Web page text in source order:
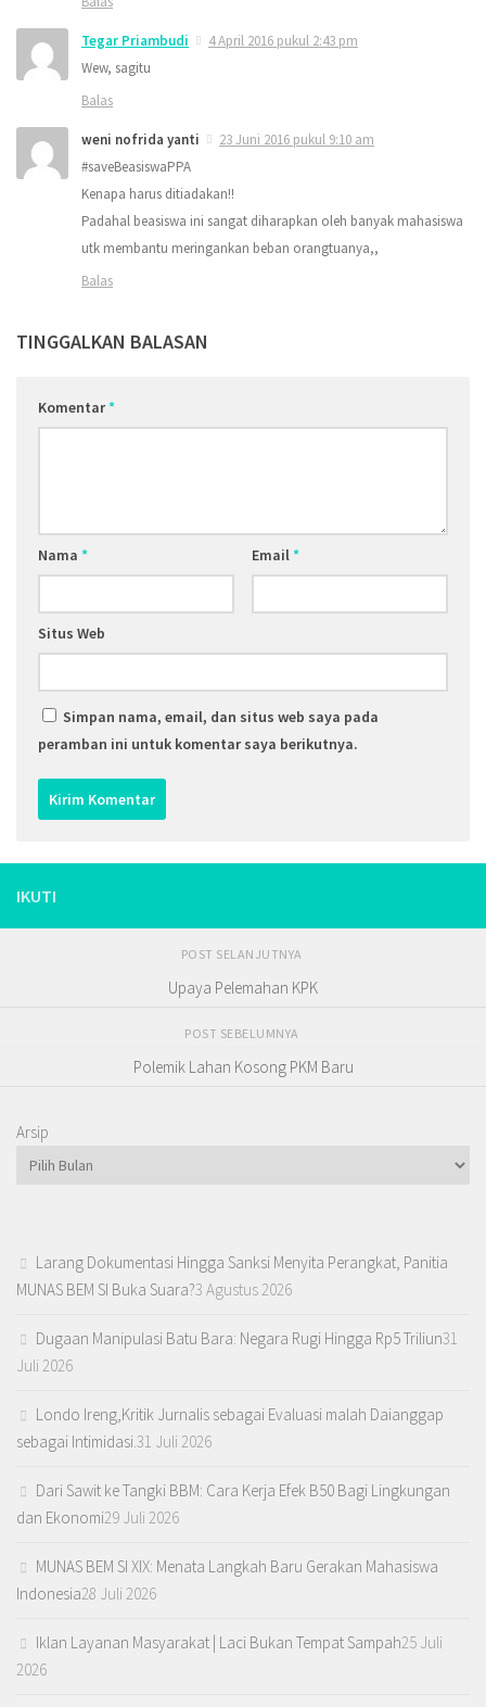
Tegar Priambudi
4 April 2016 pukul 2:43 pm
Wew, sagitu
Balas
weni nofrida yanti
23 Juni 2016 pukul 9:10 am
#saveBeasiswaPPA
Kenapa harus ditiadakan!!
Padahal beasiswa ini sangat diharapkan oleh banyak mahasiswa
utk membantu meringankan beban orangtuanya,,
Balas
TINGGALKAN BALASAN
Komentar*
Nama * Email*
Situs Web
Simpan nama, email, dan situs web saya pada
peramban ini untuk komentar saya berikutnya.
IKUTI
POST SELANJUTNYA
Upaya Pelemahan KPK
POST SEBELUMNYA
Polemik Lahan Kosong PKM Baru
Arsip
Larang Dokumentasi Hingga Sanksi Menyita Perangkat, Panitia
MUNAS BEM SI Buka Suara?3 Agustus 2026
Dugaan Manipulasi Batu Bara: Negara Rugi Hingga Rp5 Triliun31
Juli 2026
Londo Ireng,Kritik Jurnalis sebagai Evaluasi malah Daianggap
sebagai Intimidasi.31 Juli 2026
Dari Sawit ke Tangki BBM: Cara Kerja Efek B50 Bagi Lingkungan
dan Ekonomi29 Juli 2026
MUNAS BEM SI XIX: Menata Langkah Baru Gerakan Mahasiswa
Indonesia28 Juli 2026
Iklan Layanan Masyarakat | Laci Bukan Tempat Sampah25 Juli
2026